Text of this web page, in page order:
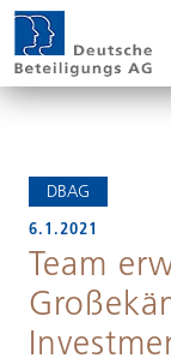
DBAG
6.1.2021
Team